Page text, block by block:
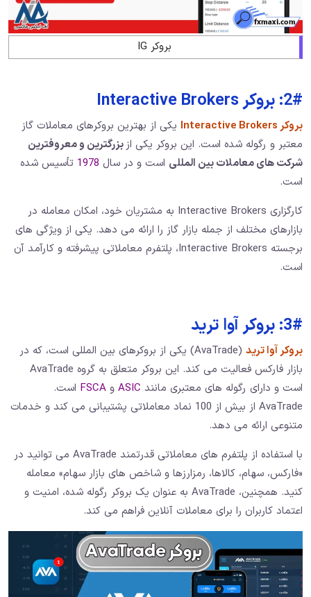
بروکر IG
2#: بروکر Interactive Brokers
بروکر Interactive Brokers
یکی از بهترین بروکرهای معاملات گاز
معتبر و رگوله شده است. این بروکر یکی ازبزرگترین و معروفترین
شرکت ‌های معاملات بین ‌المللی است و در سال 1978 تأسیس شده
است.
کارگزاری Interactive Brokers به مشتریان خود، امکان معامله در
بازارهای مختلف از جمله بازار گاز را ارائه می ‌دهد. یکی از ویژگی ‌های
برجسته Interactive Brokers، پلتفرم معاملاتی پیشرفته و کارآمد آن
است.
3#: بروکر آوا ترید
بروکر آوا ترید
(AvaTrade) یکی از بروکرهای بین‌ المللی است، که در
بازار فارکس فعالیت می‌ کند. این بروکر متعلق به گروه AvaTrade
است و دارای رگوله‌ های معتبری مانند ASIC و FSCA است.
AvaTrade از بیش از 100 نماد معاملاتی پشتیبانی می ‌کند و خدمات
متنوعی ارائه می‌ دهد.
با استفاده از پلتفرم ‌های معاملاتی قدرتمند AvaTrade می ‌توانید در
«فارکس، سهام، کالاها، رمزارزها و شاخص ‌های بازار سهام» معامله
کنید. همچنین، AvaTrade به عنوان یک بروکر رگوله شده، امنیت و
اعتماد کاربران را برای معاملات آنلاین فراهم می‌ کند.